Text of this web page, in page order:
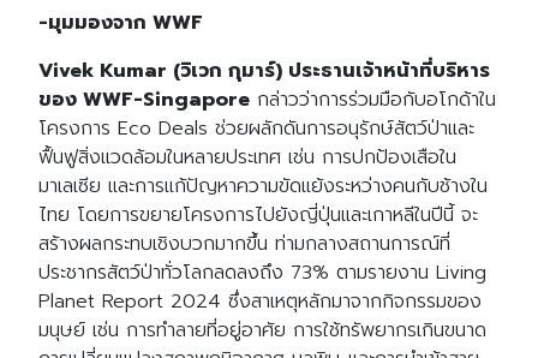
-มุมมองจาก WWF
Vivek Kumar (วิเวก กุมาร์) ประธานเจ้าหน้าที่บริหาร
ของ WWF-Singapore กล่าวว่าการร่วมมือกับอโกด้าใน
โครงการ Eco Deals ช่วยผลักดันการอนุรักษ์สัตว์ป่าและ
ฟื้นฟูสิ่งแวดล้อมในหลายประเทศ เช่น การปกป้องเสือใน
มาเลเซีย และการแก้ปัญหาความขัดแย้งระหว่างคนกับช้างใน
ไทย โดยการขยายโครงการไปยังญี่ปุ่นและเกาหลีในปีนี้ จะ
สร้างผลกระทบเชิงบวกมากขึ้น ท่ามกลางสถานการณ์ที่
ประชากรสัตว์ป่าทั่วโลกลดลงถึง 73% ตามรายงาน Living
Planet Report 2024 ซึ่งสาเหตุหลักมาจากกิจกรรมของ
มนุษย์ เช่น การทำลายที่อยู่อาศัย การใช้ทรัพยากรเกินขนาด